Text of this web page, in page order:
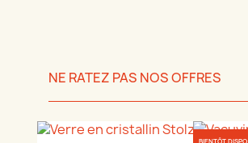
NE RATEZ PAS NOS OFFRES